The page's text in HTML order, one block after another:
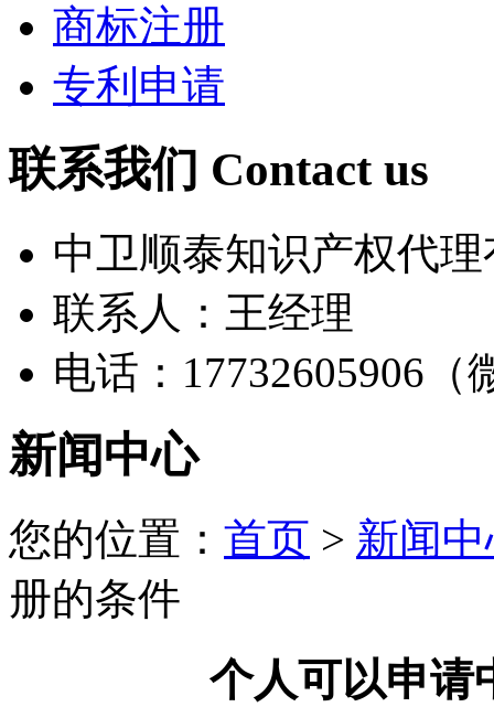
商标注册
专利申请
联系我们 Contact us
中卫顺泰知识产权代
联系人：王经理
电话：17732605906（
新闻中心
您的位置： 首页 > 新闻
册的条件
个人可以申请